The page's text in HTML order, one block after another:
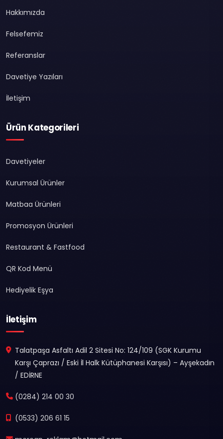
Hakkımızda
Felsefemiz
Referanslar
Davetiye Yazıları
İletişim
Ürün Kategorileri
Davetiyeler
Kurumsal Ürünler
Matbaa Ürünleri
Promosyon Ürünleri
Restaurant & Fastfood
QR Kod Menü
Hediyelik Eşya
İletişim
Talatpaşa Asfaltı Adil 2 Sitesi No: 124/109 (SGK Kurumu
Karşı Çaprazı / Eski İl Halk Kütüphanesi Karşısı) – Ayşekadın
/ EDİRNE
(0284) 214 00 30
(0533) 206 61 15